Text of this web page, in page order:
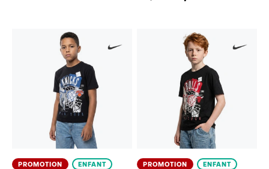
PROMOTION ENFANT PROMOTION ENFANT